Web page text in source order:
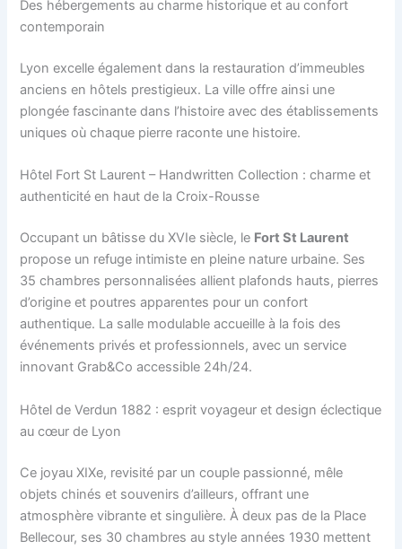
Des hébergements au charme historique et au confort
contemporain
Lyon excelle également dans la restauration d’immeubles
anciens en hôtels prestigieux. La ville offre ainsi une
plongée fascinante dans l’histoire avec des établissements
uniques où chaque pierre raconte une histoire.
Hôtel Fort St Laurent – Handwritten Collection : charme et
authenticité en haut de la Croix-Rousse
Occupant un bâtisse du XVIe siècle, le Fort St Laurent
propose un refuge intimiste en pleine nature urbaine. Ses
35 chambres personnalisées allient plafonds hauts, pierres
d’origine et poutres apparentes pour un confort
authentique. La salle modulable accueille à la fois des
événements privés et professionnels, avec un service
innovant Grab&Co accessible 24h/24.
Hôtel de Verdun 1882 : esprit voyageur et design éclectique
au cœur de Lyon
Ce joyau XIXe, revisité par un couple passionné, mêle
objets chinés et souvenirs d’ailleurs, offrant une
atmosphère vibrante et singulière. À deux pas de la Place
Bellecour, ses 30 chambres au style années 1930 mettent